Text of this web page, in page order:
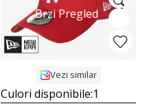
Brzi Pregled
Vezi similar
Culori disponibile:1